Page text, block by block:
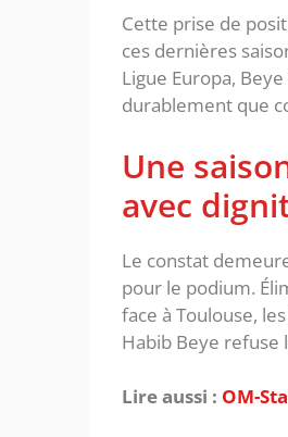
‎Cette prise de
ces dernières
Ligue Europa,
durablement que
‎Une
avec
‎Le constat
pour le podium.
face à Toulouse,
Habib Beye refuse
Lire aussi : OM-